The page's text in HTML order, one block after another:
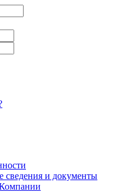
сведения и документы